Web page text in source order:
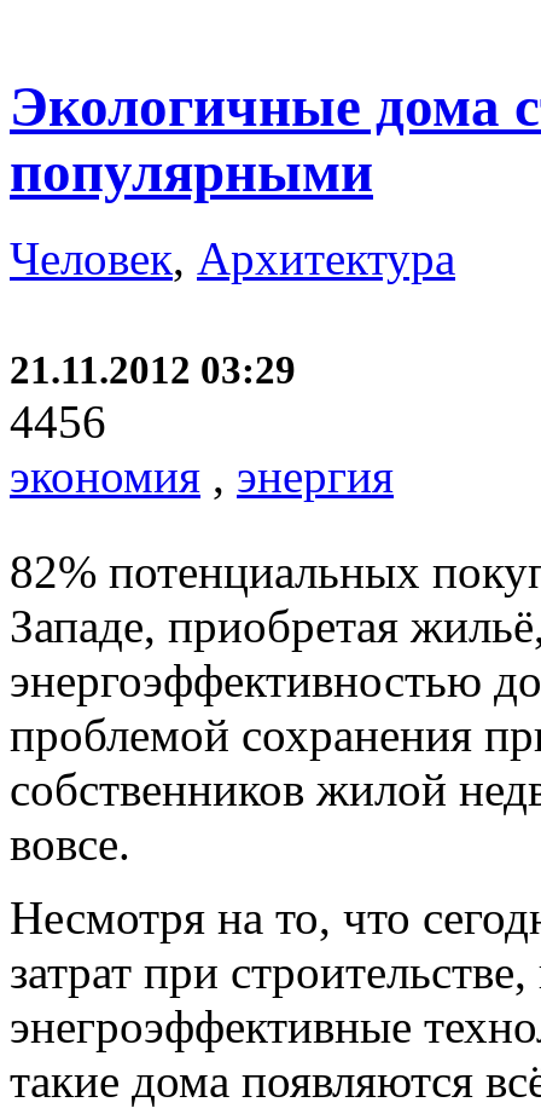
Экологичные дома
популярными
Человек, Архитектура
21.11.2012 03:29
4456
экономия , энергия
82% потенциальных
Западе, приобретая
энергоэффективностью
проблемой сохранения
собственников жилой
вовсе.
Несмотря на то, что
затрат при
энегроэффективные
такие дома появляются